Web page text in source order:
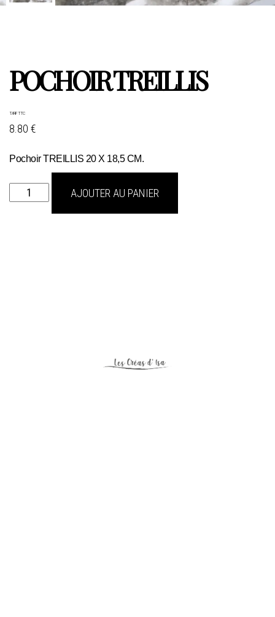
POCHOIR TREILLIS
TARIF TTC
8.80 €
Pochoir TREILLIS 20 X 18,5 CM.
quantité
de
AJOUTER AU PANIER